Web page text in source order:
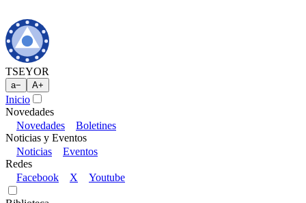
TSEYOR
a− A+
Inicio
Novedades
Novedades
Boletines
Noticias y Eventos
Noticias
Eventos
Redes
Facebook
X Youtube